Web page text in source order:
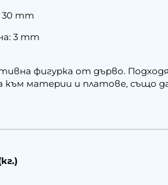
30 mm
3 mm
фигурка от дърво.
материи и платове, също